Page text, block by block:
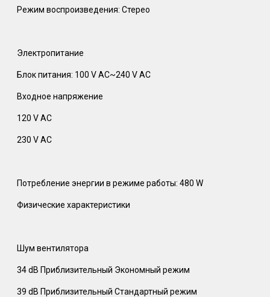
Режим воспроизведения: Стерео
Электропитание
Блок питания: 100 V AC~240 V AC
Входное напряжение
120 V AC
230 V AC
Потребление энергии в режиме работы: 480 W
Физические характеристики
Шум вентилятора
34 dB Приблизительный Экономный режим
39 dB Приблизительный Стандартный режим